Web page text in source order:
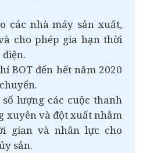
các nhà máy sản xuất,
cho phép gia hạn thời
BOT đến hết năm 2020
lượng các cuộc thanh
xuyên và đột xuất nhằm
gian và nhân lực cho
sản.